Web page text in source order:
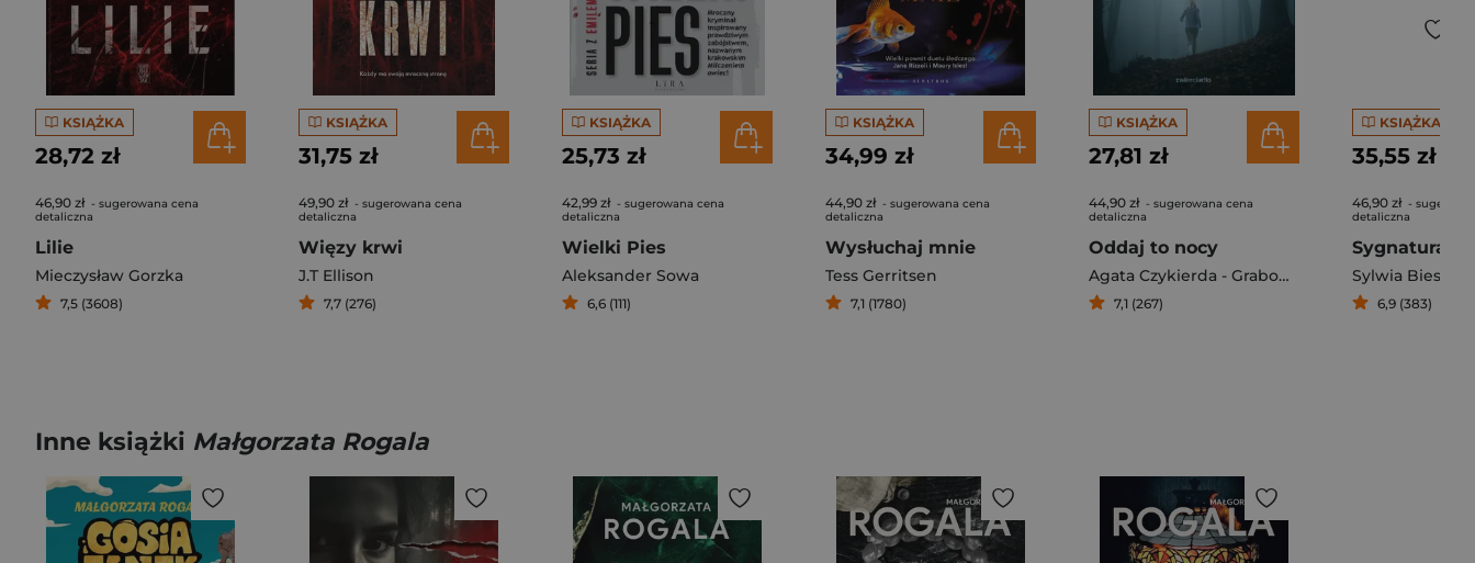
KSIĄŻKA
28,72 zł
46,90 zł - sugerowana cena
detaliczna
Lilie
Mieczysław Gorzka
7,5 (3608)
KSIĄŻKA
31,75 zł
49,90 zł - sugerowana cena
detaliczna
Więzy krwi
J.T Ellison
7,7 (276)
KSIĄŻKA
25,73 zł
42,99 zł - sugerowana cena
detaliczna
Wielki Pies
Aleksander Sowa
6,6 (111)
KSIĄŻKA
34,99 zł
44,90 zł - sugerowana cena
detaliczna
Wysłuchaj mnie
Tess Gerritsen
7,1 (1780)
KSIĄŻKA
27,81 zł
44,90 zł - sugerowana cena
detaliczna
Oddaj to nocy
Agata Czykierda - Grabowska
7,1 (267)
KSIĄŻKA
35,55 zł
46,90 zł -
detaliczna
Sygnatura
Sylwia Bies
6,9 (383)
Inne książki Małgorzata Rogala